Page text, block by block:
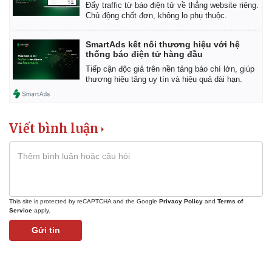
Đẩy traffic từ báo điện tử về thẳng website riêng.
Chủ động chốt đơn, không lo phụ thuộc.
SmartAds kết nối thương hiệu với hệ
thống báo điện tử hàng đầu
Tiếp cận độc giả trên nền tảng báo chí lớn, giúp
thương hiệu tăng uy tín và hiệu quả dài hạn.
Viết bình luận
This site is protected by reCAPTCHA and the Google Privacy Policy and Terms of
Service apply.
Gửi tin